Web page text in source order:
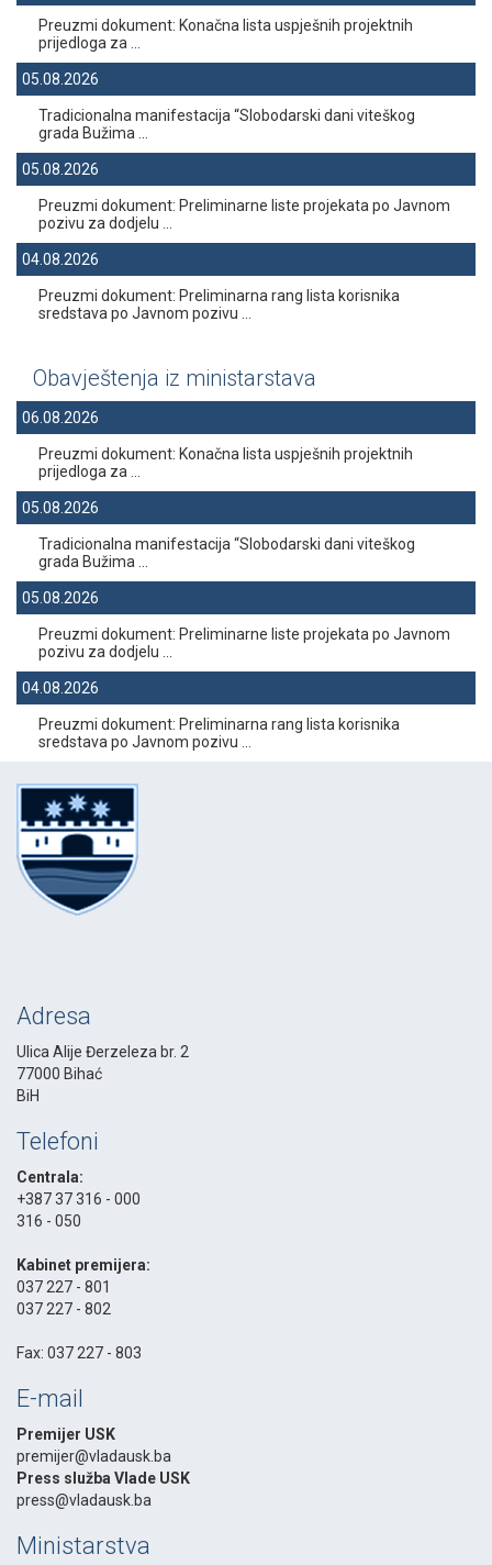
Preuzmi dokument: Konačna lista uspješnih projektnih
prijedloga za ...
05.08.2026
Tradicionalna manifestacija “Slobodarski dani viteškog
grada Bužima ...
05.08.2026
Preuzmi dokument: Preliminarne liste projekata po Javnom
pozivu za dodjelu ...
04.08.2026
Preuzmi dokument: Preliminarna rang lista korisnika
sredstava po Javnom pozivu ...
Obavještenja iz ministarstava
06.08.2026
Preuzmi dokument: Konačna lista uspješnih projektnih
prijedloga za ...
05.08.2026
Tradicionalna manifestacija “Slobodarski dani viteškog
grada Bužima ...
05.08.2026
Preuzmi dokument: Preliminarne liste projekata po Javnom
pozivu za dodjelu ...
04.08.2026
Preuzmi dokument: Preliminarna rang lista korisnika
sredstava po Javnom pozivu ...
Adresa
Ulica Alije Đerzeleza br. 2
77000 Bihać
BiH
Telefoni
Centrala:
+387 37 316 - 000
316 - 050
Kabinet premijera:
037 227 - 801
037 227 - 802
Fax: 037 227 - 803
E-mail
Premijer USK
premijer@vladausk.ba
Press služba Vlade USK
press@vladausk.ba
Ministarstva